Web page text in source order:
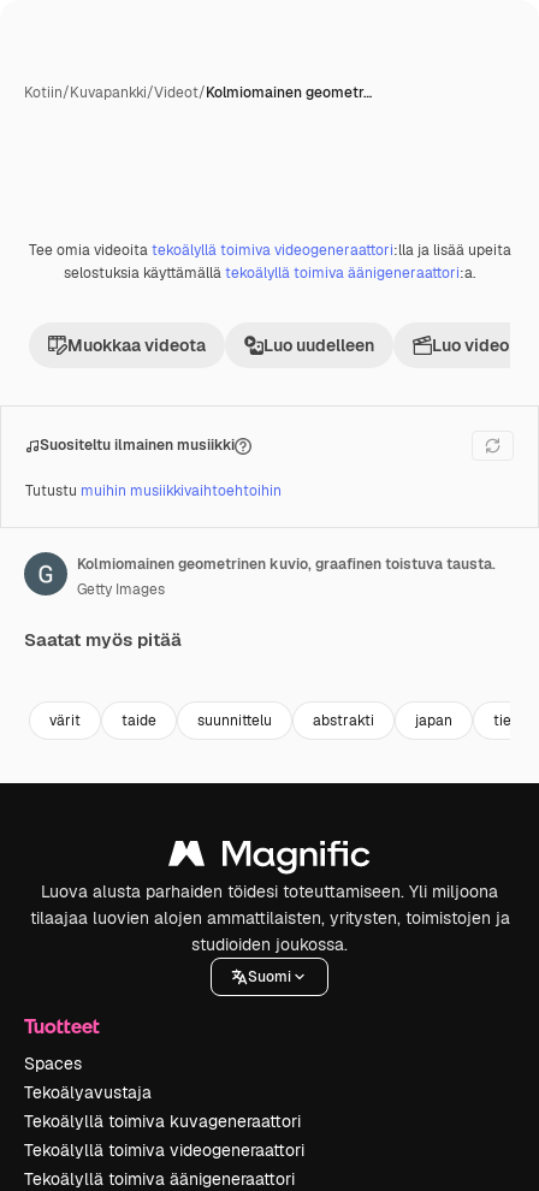
Kotiin/Kuvapankki/Videot/Kolmiomainen geometr…
Premium
Tee omia videoitatekoälyllä toimiva videogeneraattori:lla ja lisää upeita
selostuksia käyttämällätekoälyllä toimiva äänigeneraattori:a.
Muokkaa videota Luo uudelleen Luo
Suositeltu ilmainen musiikki
Tutustu muihin musiikkivaihtoehtoihin
Kolmiomainen geometrinen kuvio, graafinen toistuva tausta.
Getty Images
Saatat myös pitää
värit taide suunnittelu abstrakti japan tiede
Luova alusta parhaiden töidesi toteuttamiseen. Yli miljoona
tilaajaa luovien alojen ammattilaisten, yritysten, toimistojen ja
studioiden joukossa.
Suomi
Tuotteet
Spaces
Tekoälyavustaja
Tekoälyllä toimiva kuvageneraattori
Tekoälyllä toimiva videogeneraattori
Tekoälyllä toimiva äänigeneraattori